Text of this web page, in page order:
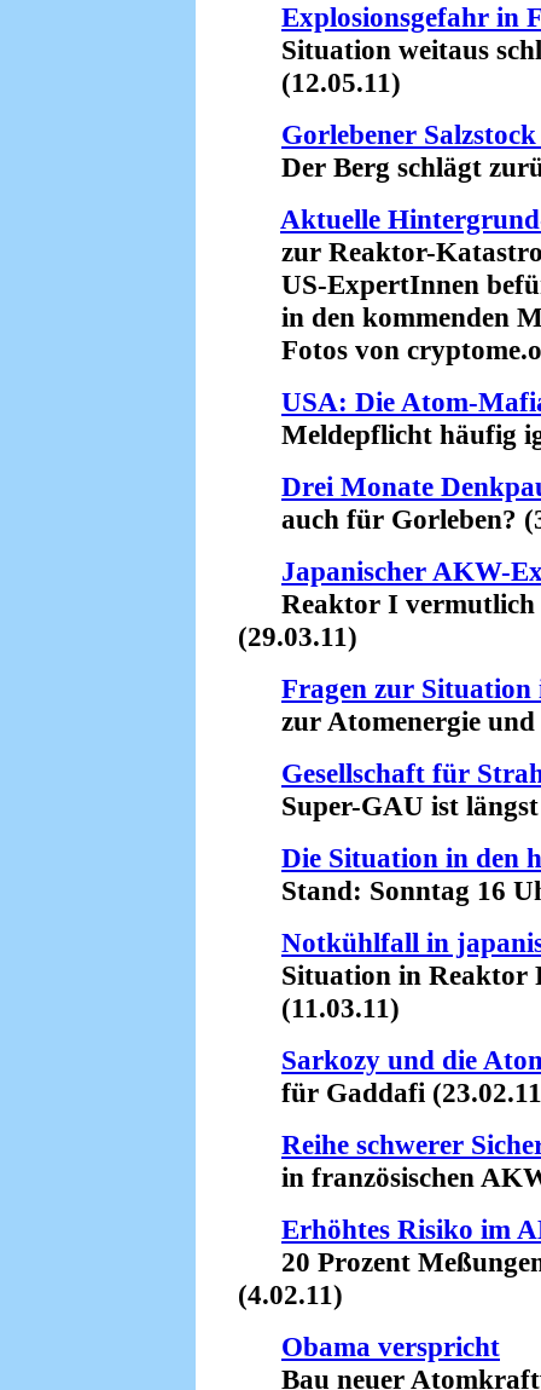
Explosionsgefahr in
Situation weitaus
(12.05.11)
Gorlebener
Der Berg schlägt
Aktuelle
zur Reaktor-
US-ExpertInnen
in den kommenden
Fotos von
USA: Die Atom-
Meldepflicht häufig
Drei Monate
auch für Gorleben?
Japanischer AKW-
Reaktor I vermutlich
(29.03.11)
Fragen zur Situation
zur Atomenergie und
Gesellschaft für
Super-GAU ist längst
Die Situation in den
Stand: Sonntag 16
Notkühlfall in
Situation in Reaktor
(11.03.11)
Sarkozy und die
für Gaddafi
Reihe schwerer
in französischen
Erhöhtes Risiko im
20 Prozent
(4.02.11)
Obama verspricht
Bau neuer